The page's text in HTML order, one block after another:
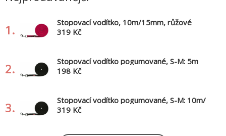
1.
Stopovací vodítko, 10m/15mm, růžové
319 Kč
2.
Stopovací vodítko pogumované, S-M: 5m
/15mm, černá
198 Kč
3.
Stopovací vodítko pogumované, S-M: 10m/
15mm, černá
319 Kč